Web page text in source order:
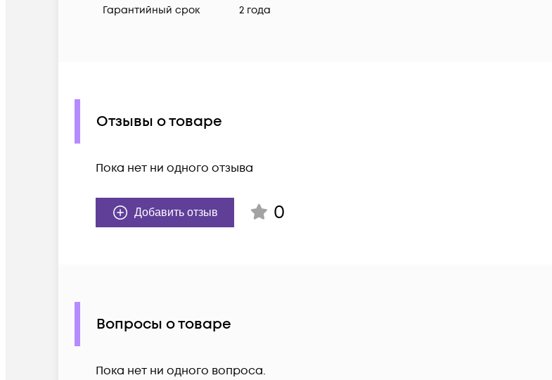
Гарантийный срок 2 года
Отзывы о товаре
Пока нет ни одного отзыва
Добавить отзыв 0
Вопросы о товаре
Пока нет ни одного вопроса.